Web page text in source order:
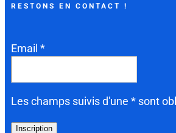
RESTONS EN CONTACT !
Email *
Les champs suivis d'une * sont